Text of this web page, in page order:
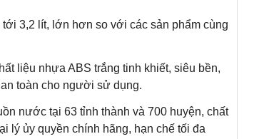
3,2 lít, lớn hơn so với các sản phẩm cùng
liệu nhựa ABS trắng tinh khiết, siêu bền,
toàn cho người sử dụng.
nước tại 63 tỉnh thành và 700 huyện, chất
lý ủy quyền chính hãng, hạn chế tối đa